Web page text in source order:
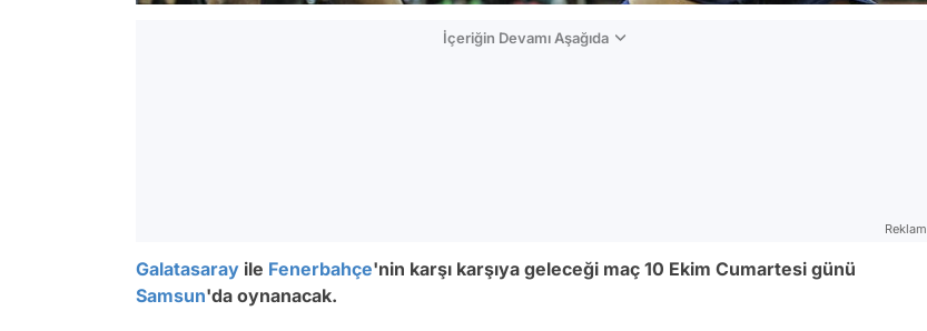
İçeriğin Devamı Aşağıda
Reklam
Galatasaray ile Fenerbahçe'nin karşı karşıya geleceği maç 10 Ekim Cumartesi günü
Samsun'da oynanacak.